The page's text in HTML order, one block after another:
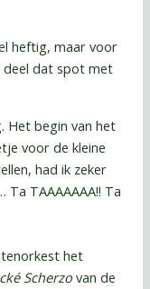
heftig, maar voor
dat spot met
Het begin van het
voor de kleine
had ik zeker
TAAAAAAA!! Ta
het
Scherzovan de